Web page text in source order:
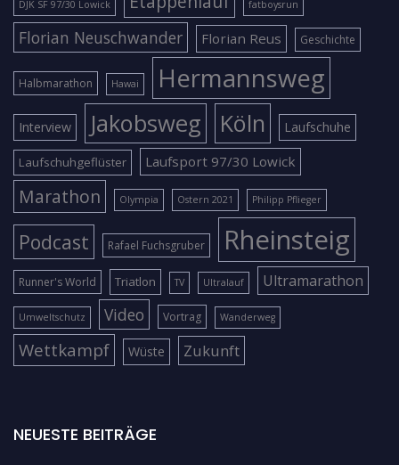
DJK SF 97/30 Lowick fatboysrun
Florian Neuschwander Florian Reus Geschichte
Halbmarathon Hawai Hermannsweg
Interview Jakobsweg Köln Laufschuhe
Laufschuhgeflüster Laufsport 97/30 Lowick
Marathon Olympia Ostern 2021 Philipp Pflieger
Podcast Rafael Fuchsgruber Rheinsteig
Runner's World Triatlon TV Ultralauf Ultramarathon
Umweltschutz Video Vortrag Wanderweg
Wettkampf Wüste Zukunft
NEUESTE BEITRÄGE